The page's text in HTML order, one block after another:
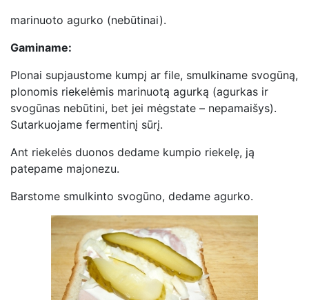
marinuoto agurko (nebūtinai).
Gaminame:
Plonai supjaustome kumpį ar file, smulkiname svogūną,
plonomis riekelėmis marinuotą agurką (agurkas ir
svogūnas nebūtini, bet jei mėgstate – nepamaišys).
Sutarkuojame fermentinį sūrį.
Ant riekelės duonos dedame kumpio riekelę, ją
patepame majonezu.
Barstome smulkinto svogūno, dedame agurko.